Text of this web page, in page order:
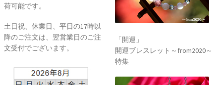
荷可能です。
土日祝、休業日、平日の17時以
降のご注文は、翌営業日のご注
文受付でございます。
「開運」
開運ブレスレット～from2020～
特集